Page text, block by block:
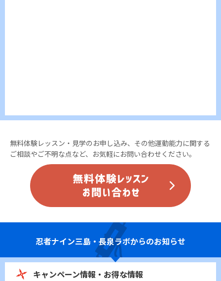
無料体験レッスン・見学のお申し込み、その他運動能力に関する
ご相談やご不明な点など、お気軽にお問い合わせください。
忍者ナイン三島・長泉ラボからのお知らせ
キャンペーン情報・お得な情報